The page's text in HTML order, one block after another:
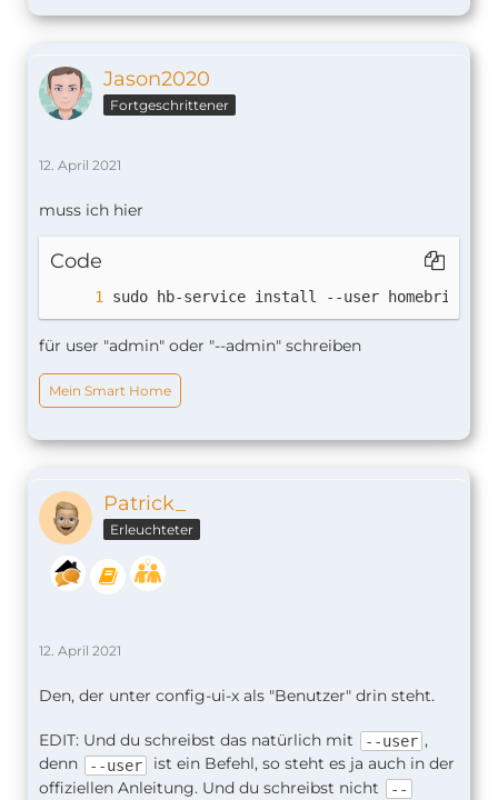
Jason2020
Fortgeschrittener
12. April 2021
muss ich hier
Code
sudo hb-service install --user homebridge
für user "admin" oder "--admin" schreiben
Mein Smart Home
Patrick_
Erleuchteter
12. April 2021
Den, der unter config-ui-x als "Benutzer" drin steht.
EDIT: Und du schreibst das natürlich mit --user ,
denn
--user
ist ein Befehl, so steht es ja auch in der
offiziellen Anleitung. Und du schreibst nicht
--